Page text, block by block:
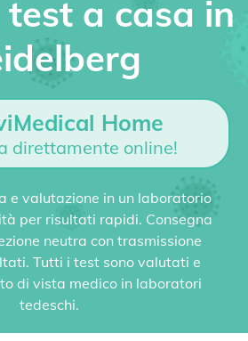
a casa in
Home
direttamente online!
e valutazione in un laboratorio
per risultati rapidi. Consegna
neutra con trasmissione
Tutti i test sono valutati e
di vista medico in laboratori
tedeschi.